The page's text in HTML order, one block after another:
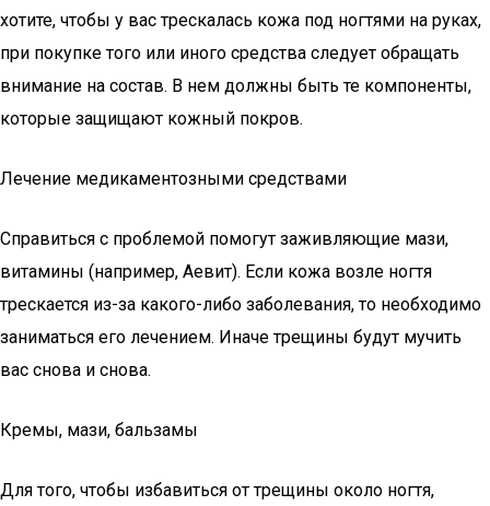
хотите, чтобы у вас трескалась кожа под ногтями на руках,
при покупке того или иного средства следует обращать
внимание на состав. В нем должны быть те компоненты,
которые защищают кожный покров.
Лечение медикаментозными средствами
Справиться с проблемой помогут заживляющие мази,
витамины (например, Аевит). Если кожа возле ногтя
трескается из-за какого-либо заболевания, то необходимо
заниматься его лечением. Иначе трещины будут мучить
вас снова и снова.
Кремы, мази, бальзамы
Для того, чтобы избавиться от трещины около ногтя,